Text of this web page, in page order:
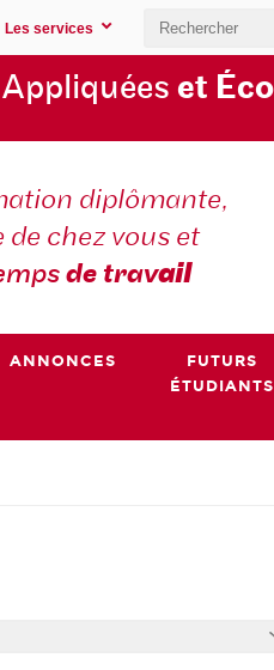
Les services
et
diplômante,
chez vous et
de travail
ANNONCES
FUTURS
ÉTUDIANTS